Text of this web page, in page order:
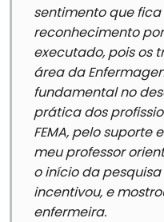
sentimento que
reconhecimento
executado, pois os
área da
fundamental no
prática dos
FEMA, pelo suporte
meu professor
o início da
incentivou, e
enfermeira.